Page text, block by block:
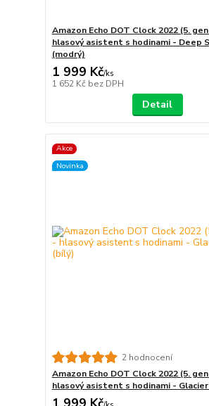
Amazon Echo DOT Clock 2022 (5.
hlasový asistent s hodinami - Deep
(modrý)
1 999 Kč/ks
1 652 Kč bez DPH
Detail
Akce
Novinka
2 hodnocení
Amazon Echo DOT Clock 2022 (5.
hlasový asistent s hodinami -